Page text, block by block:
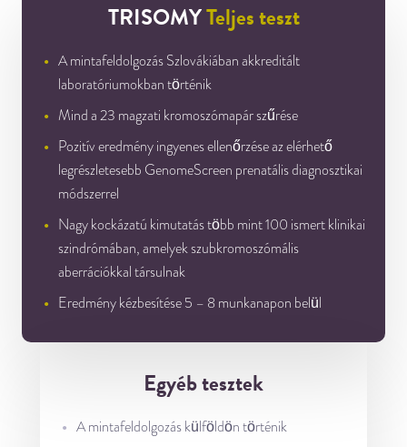
TRISOMYTeljes teszt
A mintafeldolgozás Szlovákiában akkreditált
laboratóriumokban történik
Mind a 23 magzati kromoszómapár szűrése
Pozitív eredmény ingyenes ellenőrzése az elérhető
legrészletesebb GenomeScreen prenatális diagnosztikai
módszerrel
Nagy kockázatú kimutatás több mint 100 ismert klinikai
szindrómában, amelyek szubkromoszómális
aberrációkkal társulnak
Eredmény kézbesítése 5 – 8 munkanapon belül
Egyéb tesztek
A mintafeldolgozás külföldön történik